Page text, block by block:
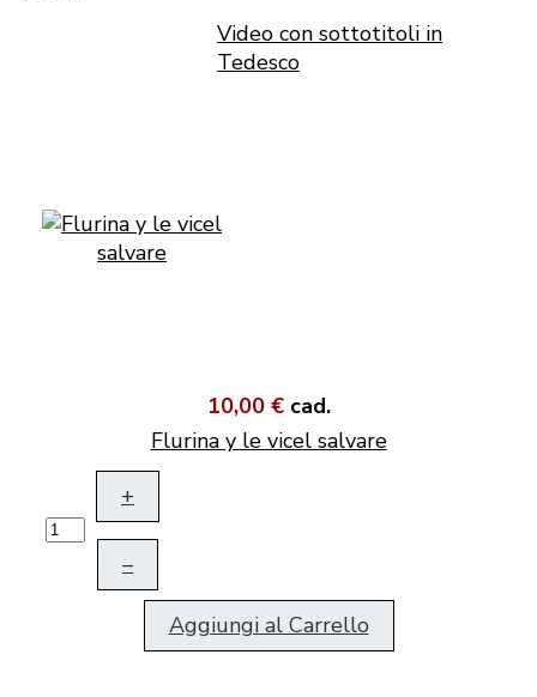
Video con sottotitoli in
Tedesco
10,00 € cad.
Flurina y le vicel salvare
+
–
Aggiungi al Carrello